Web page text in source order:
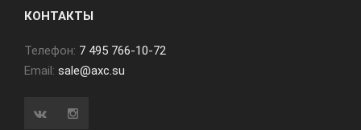
КОНТАКТЫ
Телефон: 7 495 766-10-72
Email: sale@axc.su